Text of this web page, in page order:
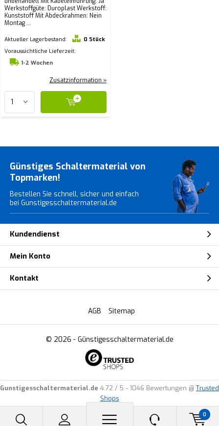
0
Werkstoffgüte: Duroplast Werkstoff:
Kunststoff Mit Abdeckrahmen: Nein
Montag ...
Aktueller Lagerbestand:
0 Stück
Voraussichtliche Lieferzeit:
1-2 Wochen
Zusatzinformation »
Günstiges Schaltermaterial von
Topmarken!
Bestellen Sie schnell, sicher und einfach
bei Gunstigesschaltermaterial.de
Kundendienst
Mein Konto
Kontakt
© 2026 - Günstigesschaltermaterial.de
AGB Sitemap
Gunstigesschaltermaterial.de 4.72 / 5 - 1046 Bewertungen @ Trusted
Shops